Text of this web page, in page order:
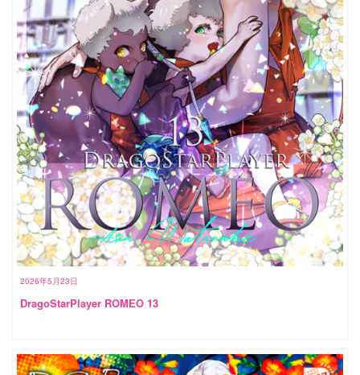
2026年5月23日
DragoStarPlayer ROMEO 13